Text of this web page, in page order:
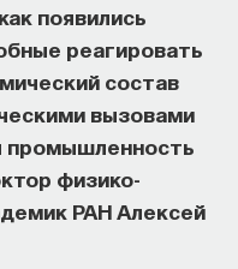
появились
реагировать
состав
вызовами
промышленность
физико-
РАН Алексей
проект
учёным и навсегда
на русском
основал компанию
их идеи
Теперь
новый сервис —
подразумеваем
гриппа, ВИЧ
к так называемым
мы можем
некоторые вирусы
с нами
называют
вирусов